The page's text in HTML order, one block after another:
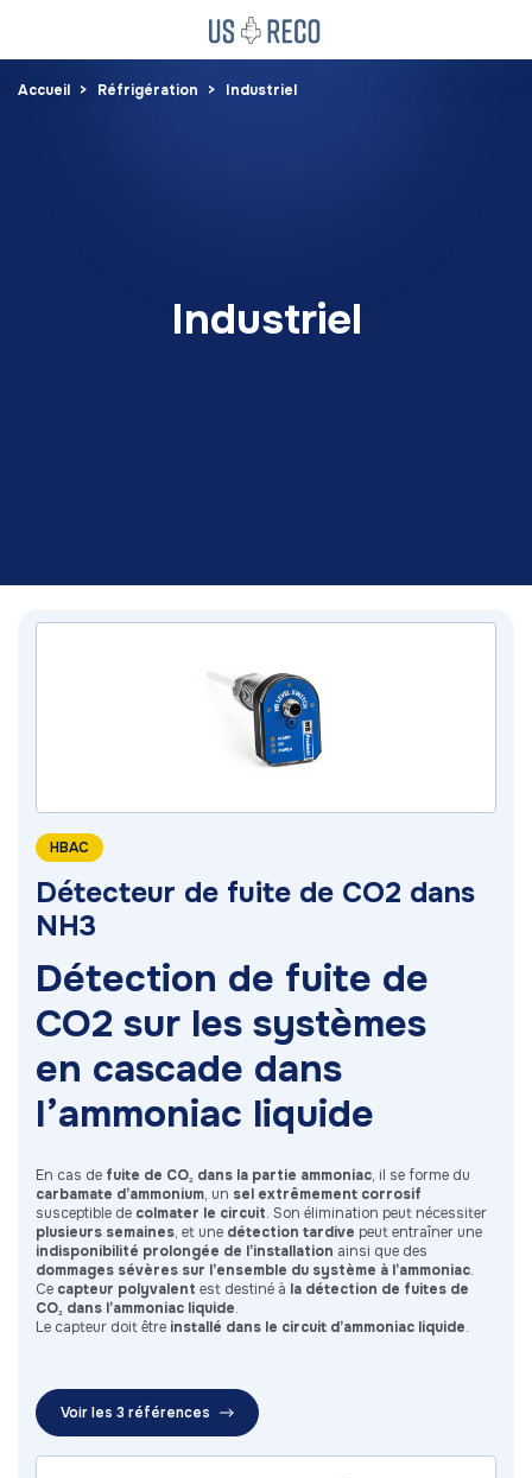
Accueil Réfrigération Industriel
Industriel
HBAC
Détecteur de fuite de CO2 dans
NH3
Détection de fuite de
CO2 sur les systèmes
en cascade dans
l’ammoniac liquide
En cas de fuite de CO₂ dans la partie ammoniac, il se forme du
carbamate d’ammonium, un sel extrêmement corrosif
susceptible de colmater le circuit. Son élimination peut nécessiter
plusieurs semaines, et une détection tardive peut entraîner une
indisponibilité prolongée de l’installation ainsi que des
dommages sévères sur l’ensemble du système à l’ammoniac.
Ce capteur polyvalent est destiné à la détection de fuites de
CO₂ dans l’ammoniac liquide.
Le capteur doit être installé dans le circuit d’ammoniac liquide.
Voir les 3 références